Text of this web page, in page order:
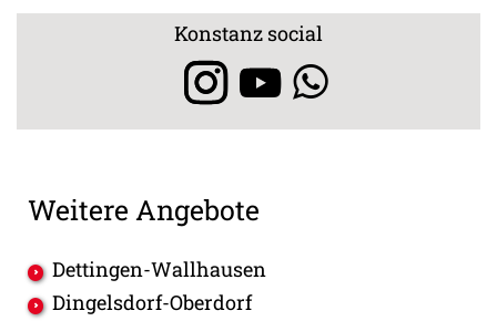
Konstanz social
Weitere Angebote
Dettingen-Wallhausen
Dingelsdorf-Oberdorf